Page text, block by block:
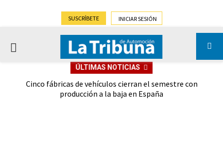
SUSCRÍBETE INICIAR SESIÓN
PRIMARY
ÚLTIMAS NOTICIAS
Cinco fábricas de vehículos cierran el semestre con
producción a la baja en España